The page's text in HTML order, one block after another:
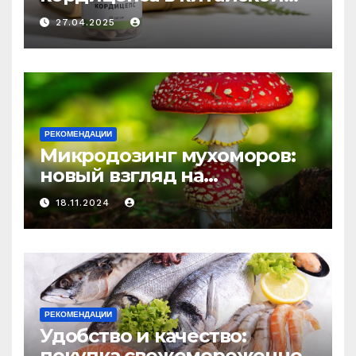
медицине: природное
средство против усталости
и истощения
27.04.2025
РЕКОМЕНДАЦИИ
Микродозинг мухоморов:
новый взгляд на
психоделику
18.11.2024
РЕКОМЕНДАЦИИ
Удобство и качество: